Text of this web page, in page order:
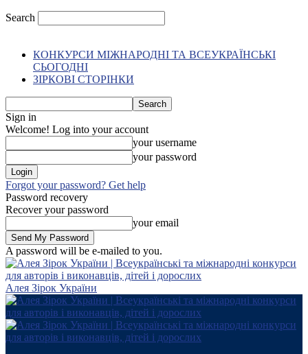
Search
КОНКУРСИ МІЖНАРОДНІ ТА ВСЕУКРАЇНСЬКІ
СЬОГОДНІ
ЗІРКОВІ СТОРІНКИ
Sign in
Welcome! Log into your account
your username
your password
Forgot your password? Get help
Password recovery
Recover your password
your email
A password will be e-mailed to you.
Алея Зірок України